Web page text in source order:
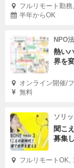
フルリモート勤
半年からOK
NPO
熱い
界を
オンライン開催/
無料
ソリ
聞こ
募集
フルリモートOK,